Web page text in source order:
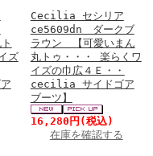
ズ
Cecilia セシリア
ce5609dn ダークブ
ラウン 【可愛いまん
丸トゥ・・・ 楽らくワ
イズの巾広４Ｅ・・
cecilia サイドゴア
ブーツ】
16,280円 (税込)
在庫を確認する